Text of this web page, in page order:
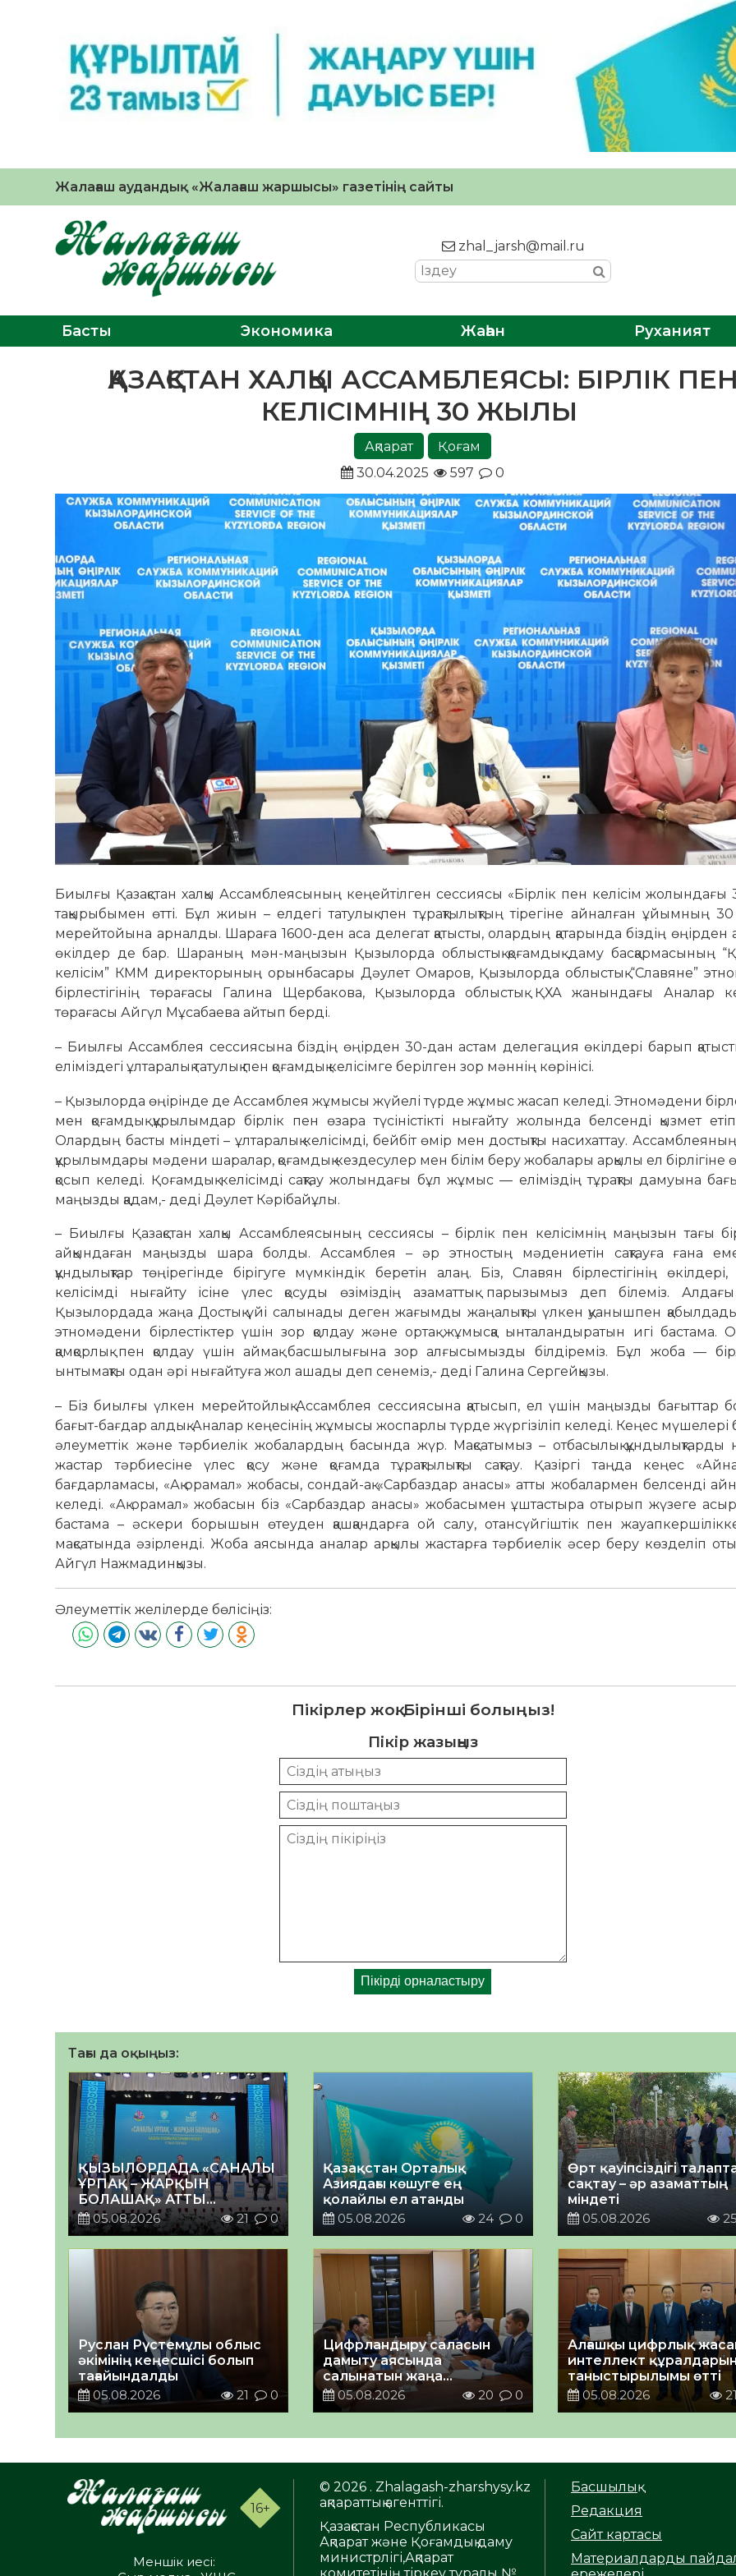
Жалағаш аудандық «Жалағаш жаршысы» газетінің сайты
zhal_jarsh@mail.ru
Басты Экономика Жаһан Руханият
ҚАЗАҚСТАН ХАЛҚЫ АССАМБЛЕЯСЫ: БІРЛІК ПЕН
КЕЛІСІМНІҢ 30 ЖЫЛЫ
Ақпарат
Қоғам
30.04.2025
597 0
Биылғы Қазақстан халқы Ассамблеясының кеңейтілген сессиясы «Бірлік пен келісім
тақырыбымен өтті. Бұл жиын – елдегі татулық пен тұрақтылықтың тірегіне айналған ұйымның
мерейтойына арналды. Шараға 1600-ден аса делегат қатысты, олардың қатарында біздің өңірден
өкілдер де бар. Шараның мән-маңызын Қызылорда облыстық қоғамдық даму басқармасының
келісім” КММ директорының орынбасары Дәулет Омаров, Қызылорда облыстық “Славяне”
бірлестігінің төрағасы Галина Щербакова, Қызылорда облыстық ҚХА жанындағы Аналар
төрағасы Айгүл Мұсабаева айтып берді.
– Биылғы Ассамблея сессиясына біздің өңірден 30-дан астам делегация өкілдері барып
еліміздегі ұлтаралық татулық пен қоғамдық келісімге берілген зор мәннің көрінісі.
– Қызылорда өңірінде де Ассамблея жұмысы жүйелі түрде жұмыс жасап келеді. Этномәдени
мен қоғамдық құрылымдар бірлік пен өзара түсіністікті нығайту жолында белсенді қызмет
Олардың басты міндеті – ұлтаралық келісімді, бейбіт өмір мен достықты насихаттау. Ассамблеяның
құрылымдары мәдени шаралар, қоғамдық кездесулер мен білім беру жобалары арқылы ел бірлігіне
қосып келеді. Қоғамдық келісімді сақтау жолындағы бұл жұмыс — еліміздің тұрақты дамуына
маңызды қадам,- деді Дәулет Кәрібайұлы.
– Биылғы Қазақстан халқы Ассамблеясының сессиясы – бірлік пен келісімнің маңызын тағы
айқындаған маңызды шара болды. Ассамблея – әр этностың мәдениетін сақтауға ғана
құндылықтар төңірегінде бірігуге мүмкіндік беретін алаң. Біз, Славян бірлестігінің өкілдері,
келісімді нығайту ісіне үлес қосуды өзіміздің азаматтық парызымыз деп білеміз. Алдағы
Қызылордада жаңа Достық үйі салынады деген жағымды жаңалықты үлкен қуанышпен
этномәдени бірлестіктер үшін зор қолдау және ортақ жұмысқа ынталандыратын игі бастама.
қамқорлық пен қолдау үшін аймақ басшылығына зор алғысымызды білдіреміз. Бұл жоба —
ынтымақты одан әрі нығайтуға жол ашады деп сенеміз,- деді Галина Сергейқызы.
– Біз биылғы үлкен мерейтойлық Ассамблея сессиясына қатысып, ел үшін маңызды бағыттар
бағыт-бағдар алдық. Аналар кеңесінің жұмысы жоспарлы түрде жүргізіліп келеді. Кеңес мүшелері
әлеуметтік және тәрбиелік жобалардың басында жүр. Мақсатымыз – отбасылық құндылықтарды
жастар тәрбиесіне үлес қосу және қоғамда тұрақтылықты сақтау. Қазіргі таңда кеңес
бағдарламасы, «Ақ орамал» жобасы, сондай-ақ «Сарбаздар анасы» атты жобалармен белсенді
келеді. «Ақ орамал» жобасын біз «Сарбаздар анасы» жобасымен ұштастыра отырып жүзеге
бастама – әскери борышын өтеуден қашқандарға ой салу, отансүйгіштік пен
мақсатында әзірленді. Жоба аясында аналар арқылы жастарға тәрбиелік әсер беру көзделіп
Айгүл Нажмадинқызы.
Әлеуметтік желілерде бөлісіңіз:
Пікірлер жоқ. Бірінші болыңыз!
Пікір жазыңыз
Тағы да оқыңыз:
ҚЫЗЫЛОРДАДА «САНАЛЫ
ҰРПАҚ – ЖАРҚЫН
БОЛАШАҚ» АТТЫ
КЕҢЕЙТІЛГЕН МӘЖІЛІС
ӨТТІ
05.08.2026 21 0
Қазақстан Орталық
Азиядағы көшуге ең
қолайлы ел атанды
05.08.2026
24 0
Өрт қауіпсіздігі
сақтау – әр азаматтың
міндеті
05.08.2026
25
Руслан Рүстемұлы облыс
әкімінің кеңесшісі болып
тағайындалды
05.08.2026
21 0
Цифрландыру саласын
дамыту аясында
салынатын жаңа
орталықтың жобасы
талқыланды
05.08.2026 20 0
Алғашқы цифрлық
интеллект
таныстырылымы өтті
05.08.2026
21
16+
Меншік иесі:
© 2026 . Zhalagash-zharshysy.kz
ақпараттық агенттігі.
Қазақстан Республикасы
Ақпарат және Қоғамдық даму
министрлігі,Ақпарат
комитетінің тіркеу туралы №
Басшылық
Редакция
Сайт картасы
Материалдарды